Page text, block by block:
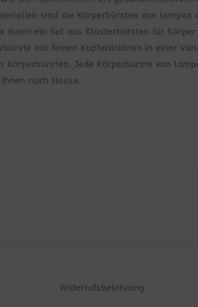
sind die Körperbürsten von
ein Set aus Klosterbürsten für
mit feinen Kupferdrähten in einer
Körperbürsten. Jede Körperbürste von
nach Hause.
Widerrufsbelehrung